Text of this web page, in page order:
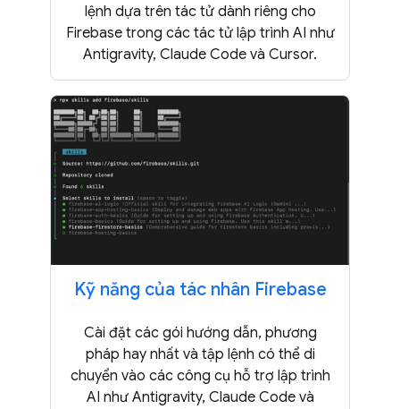
lệnh dựa trên tác tử dành riêng cho
Firebase trong các tác tử lập trình AI như
Antigravity, Claude Code và Cursor.
Kỹ năng của tác nhân Firebase
Cài đặt các gói hướng dẫn, phương
pháp hay nhất và tập lệnh có thể di
chuyển vào các công cụ hỗ trợ lập trình
AI như Antigravity, Claude Code và